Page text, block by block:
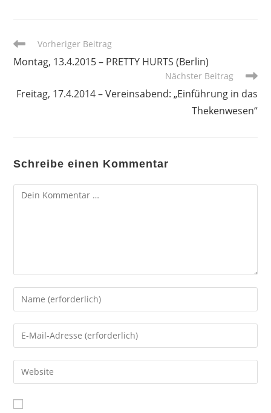
Weitere
ansehen
Vorheriger Beitrag
Montag, 13.4.2015 – PRETTY HURTS (Berlin)
Nächster Beitrag
Freitag, 17.4.2014 – Vereinsabend: „Einführung in das
Thekenwesen“
Schreibe einen Kommentar
Kommentar
Gib
deinen
Namen
oder
zum
Kommentieren
ein
Gib
deine
E-
Mail-
zum
Gib
deine
Website-